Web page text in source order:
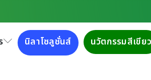
นิลาโซลูชั่นส์ นวัตกรรมสีเขียว
ะเทศจีน เยี่ยมช